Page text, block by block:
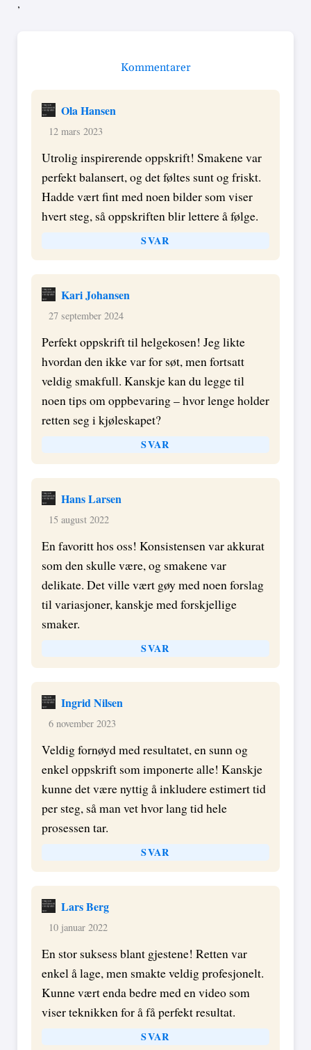
,
Kommentarer
Ola Hansen
12 mars 2023
Utrolig inspirerende oppskrift! Smakene var
perfekt balansert, og det føltes sunt og friskt.
Hadde vært fint med noen bilder som viser
hvert steg, så oppskriften blir lettere å følge.
SVAR
Kari Johansen
27 september 2024
Perfekt oppskrift til helgekosen! Jeg likte
hvordan den ikke var for søt, men fortsatt
veldig smakfull. Kanskje kan du legge til
noen tips om oppbevaring – hvor lenge holder
retten seg i kjøleskapet?
SVAR
Hans Larsen
15 august 2022
En favoritt hos oss! Konsistensen var akkurat
som den skulle være, og smakene var
delikate. Det ville vært gøy med noen forslag
til variasjoner, kanskje med forskjellige
smaker.
SVAR
Ingrid Nilsen
6 november 2023
Veldig fornøyd med resultatet, en sunn og
enkel oppskrift som imponerte alle! Kanskje
kunne det være nyttig å inkludere estimert tid
per steg, så man vet hvor lang tid hele
prosessen tar.
SVAR
Lars Berg
10 januar 2022
En stor suksess blant gjestene! Retten var
enkel å lage, men smakte veldig profesjonelt.
Kunne vært enda bedre med en video som
viser teknikken for å få perfekt resultat.
SVAR